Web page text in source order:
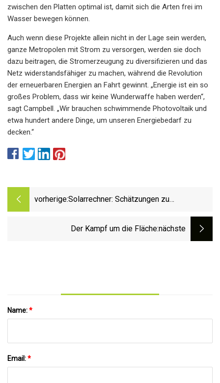
zwischen den Platten optimal ist, damit sich die Arten frei im
Wasser bewegen können.
Auch wenn diese Projekte allein nicht in der Lage sein werden,
ganze Metropolen mit Strom zu versorgen, werden sie doch
dazu beitragen, die Stromerzeugung zu diversifizieren und das
Netz widerstandsfähiger zu machen, während die Revolution
der erneuerbaren Energien an Fahrt gewinnt. „Energie ist ein so
großes Problem, dass wir keine Wunderwaffe haben werden“,
sagt Campbell. „Wir brauchen schwimmende Photovoltaik und
etwa hundert andere Dinge, um unseren Energiebedarf zu
decken.“
vorherige:Solarrechner: Schätzungen zu
Der Kampf um die Fläche:nächste
Name:*
Email:*